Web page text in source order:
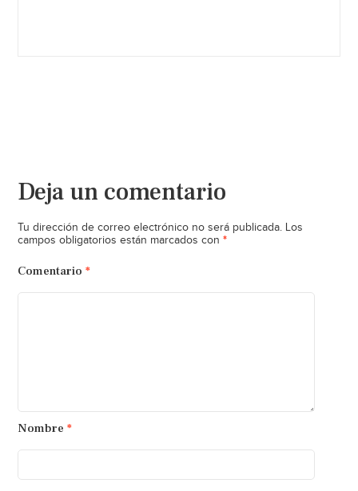
Deja un comentario
Tu dirección de correo electrónico no será publicada. Los
campos obligatorios están marcados con *
Comentario *
Nombre *